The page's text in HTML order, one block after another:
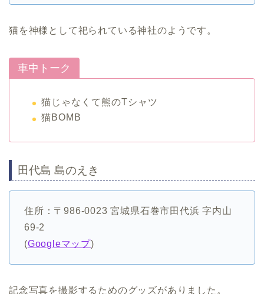
猫を神様として祀られている神社のようです。
車中トーク
猫じゃなくて熊のTシャツ
猫BOMB
田代島 島のえき
住所：〒986-0023 宮城県石巻市田代浜 字内山
69-2
(Googleマップ)
記念写真を撮影するためのグッズがありました。